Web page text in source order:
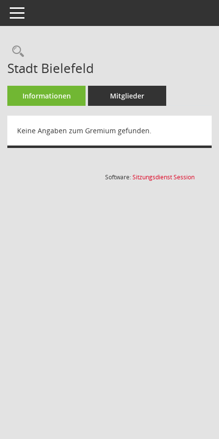
Toggle navigation
Rechercheauswahl
Stadt Bielefeld
Informationen Mitglieder
Keine Angaben zum Gremium gefunden.
Software:SitzungsdienstSession(Wird in